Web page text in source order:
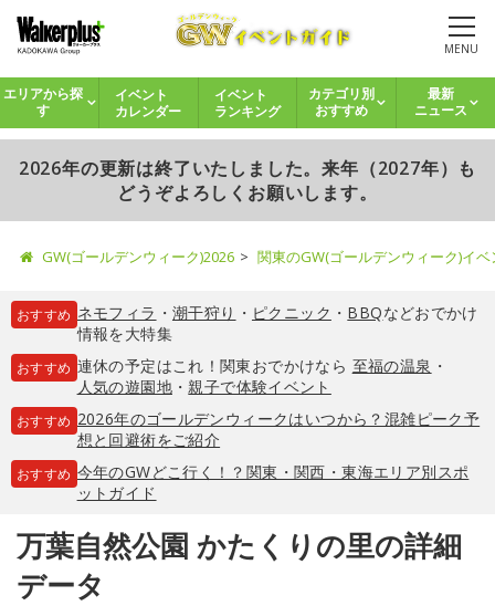
MENU
エリアから探
す
イベント
カレンダー
イベント
ランキング
カテゴリ別
おすすめ
最新
ニュース
2026年の更新は終了いたしました。来年（2027年）も
どうぞよろしくお願いします。
GW(ゴールデンウィーク)2026 関東のGW(ゴールデンウィーク)イ
おすすめ ネモフィラ ・ 潮干狩り ・ ピクニック ・ BBQなどおでかけ
情報を大特集
おすすめ 連休の予定はこれ！関東おでかけなら 至福の温泉 ・
人気の遊園地・親子で体験イベント
おすすめ 2026年のゴールデンウィークはいつから？混雑ピーク予
想と回避術をご紹介
おすすめ 今年のGWどこ行く！？関東・関西・東海エリア別スポ
ットガイド
万葉自然公園 かたくりの里の詳細
データ